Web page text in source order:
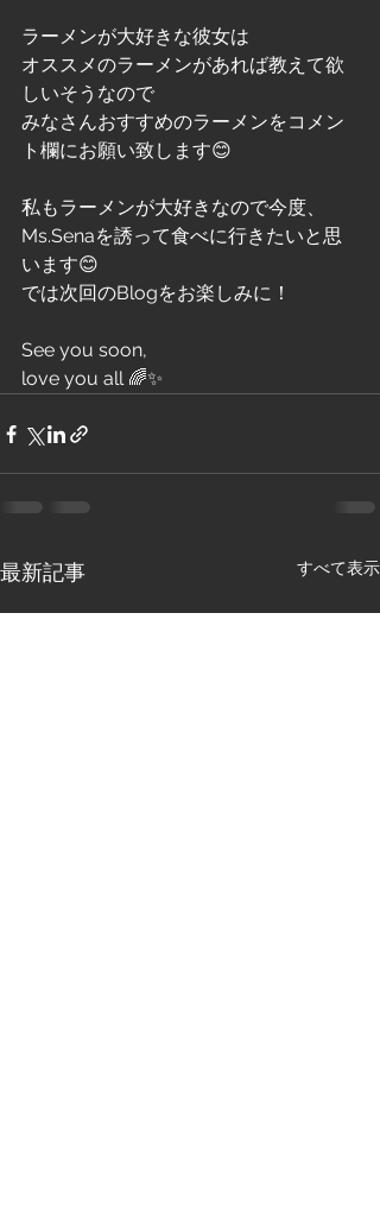
ラーメンが大好きな彼女は
オススメのラーメンがあれば教えて欲
しいそうなので
みなさんおすすめのラーメンをコメン
ト欄にお願い致します😊
私もラーメンが大好きなので今度、
Ms.Senaを誘って食べに行きたいと思
います😊
では次回のBlogをお楽しみに！
See you soon,
love you all 🌈✨
最新記事 すべて表示